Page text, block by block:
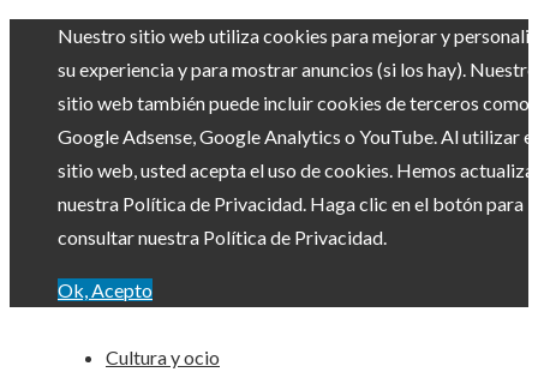
Nuestro sitio web utiliza cookies para mejorar y
su experiencia y para mostrar anuncios (si los hay). Nuestro
sitio web también puede incluir cookies de terceros como
Google Adsense, Google Analytics o YouTube. Al utilizar el
sitio web, usted acepta el uso de cookies. Hemos
nuestra Política de Privacidad. Haga clic en el botón para
consultar nuestra Política de Privacidad.
Ok, Acepto
Cultura y ocio